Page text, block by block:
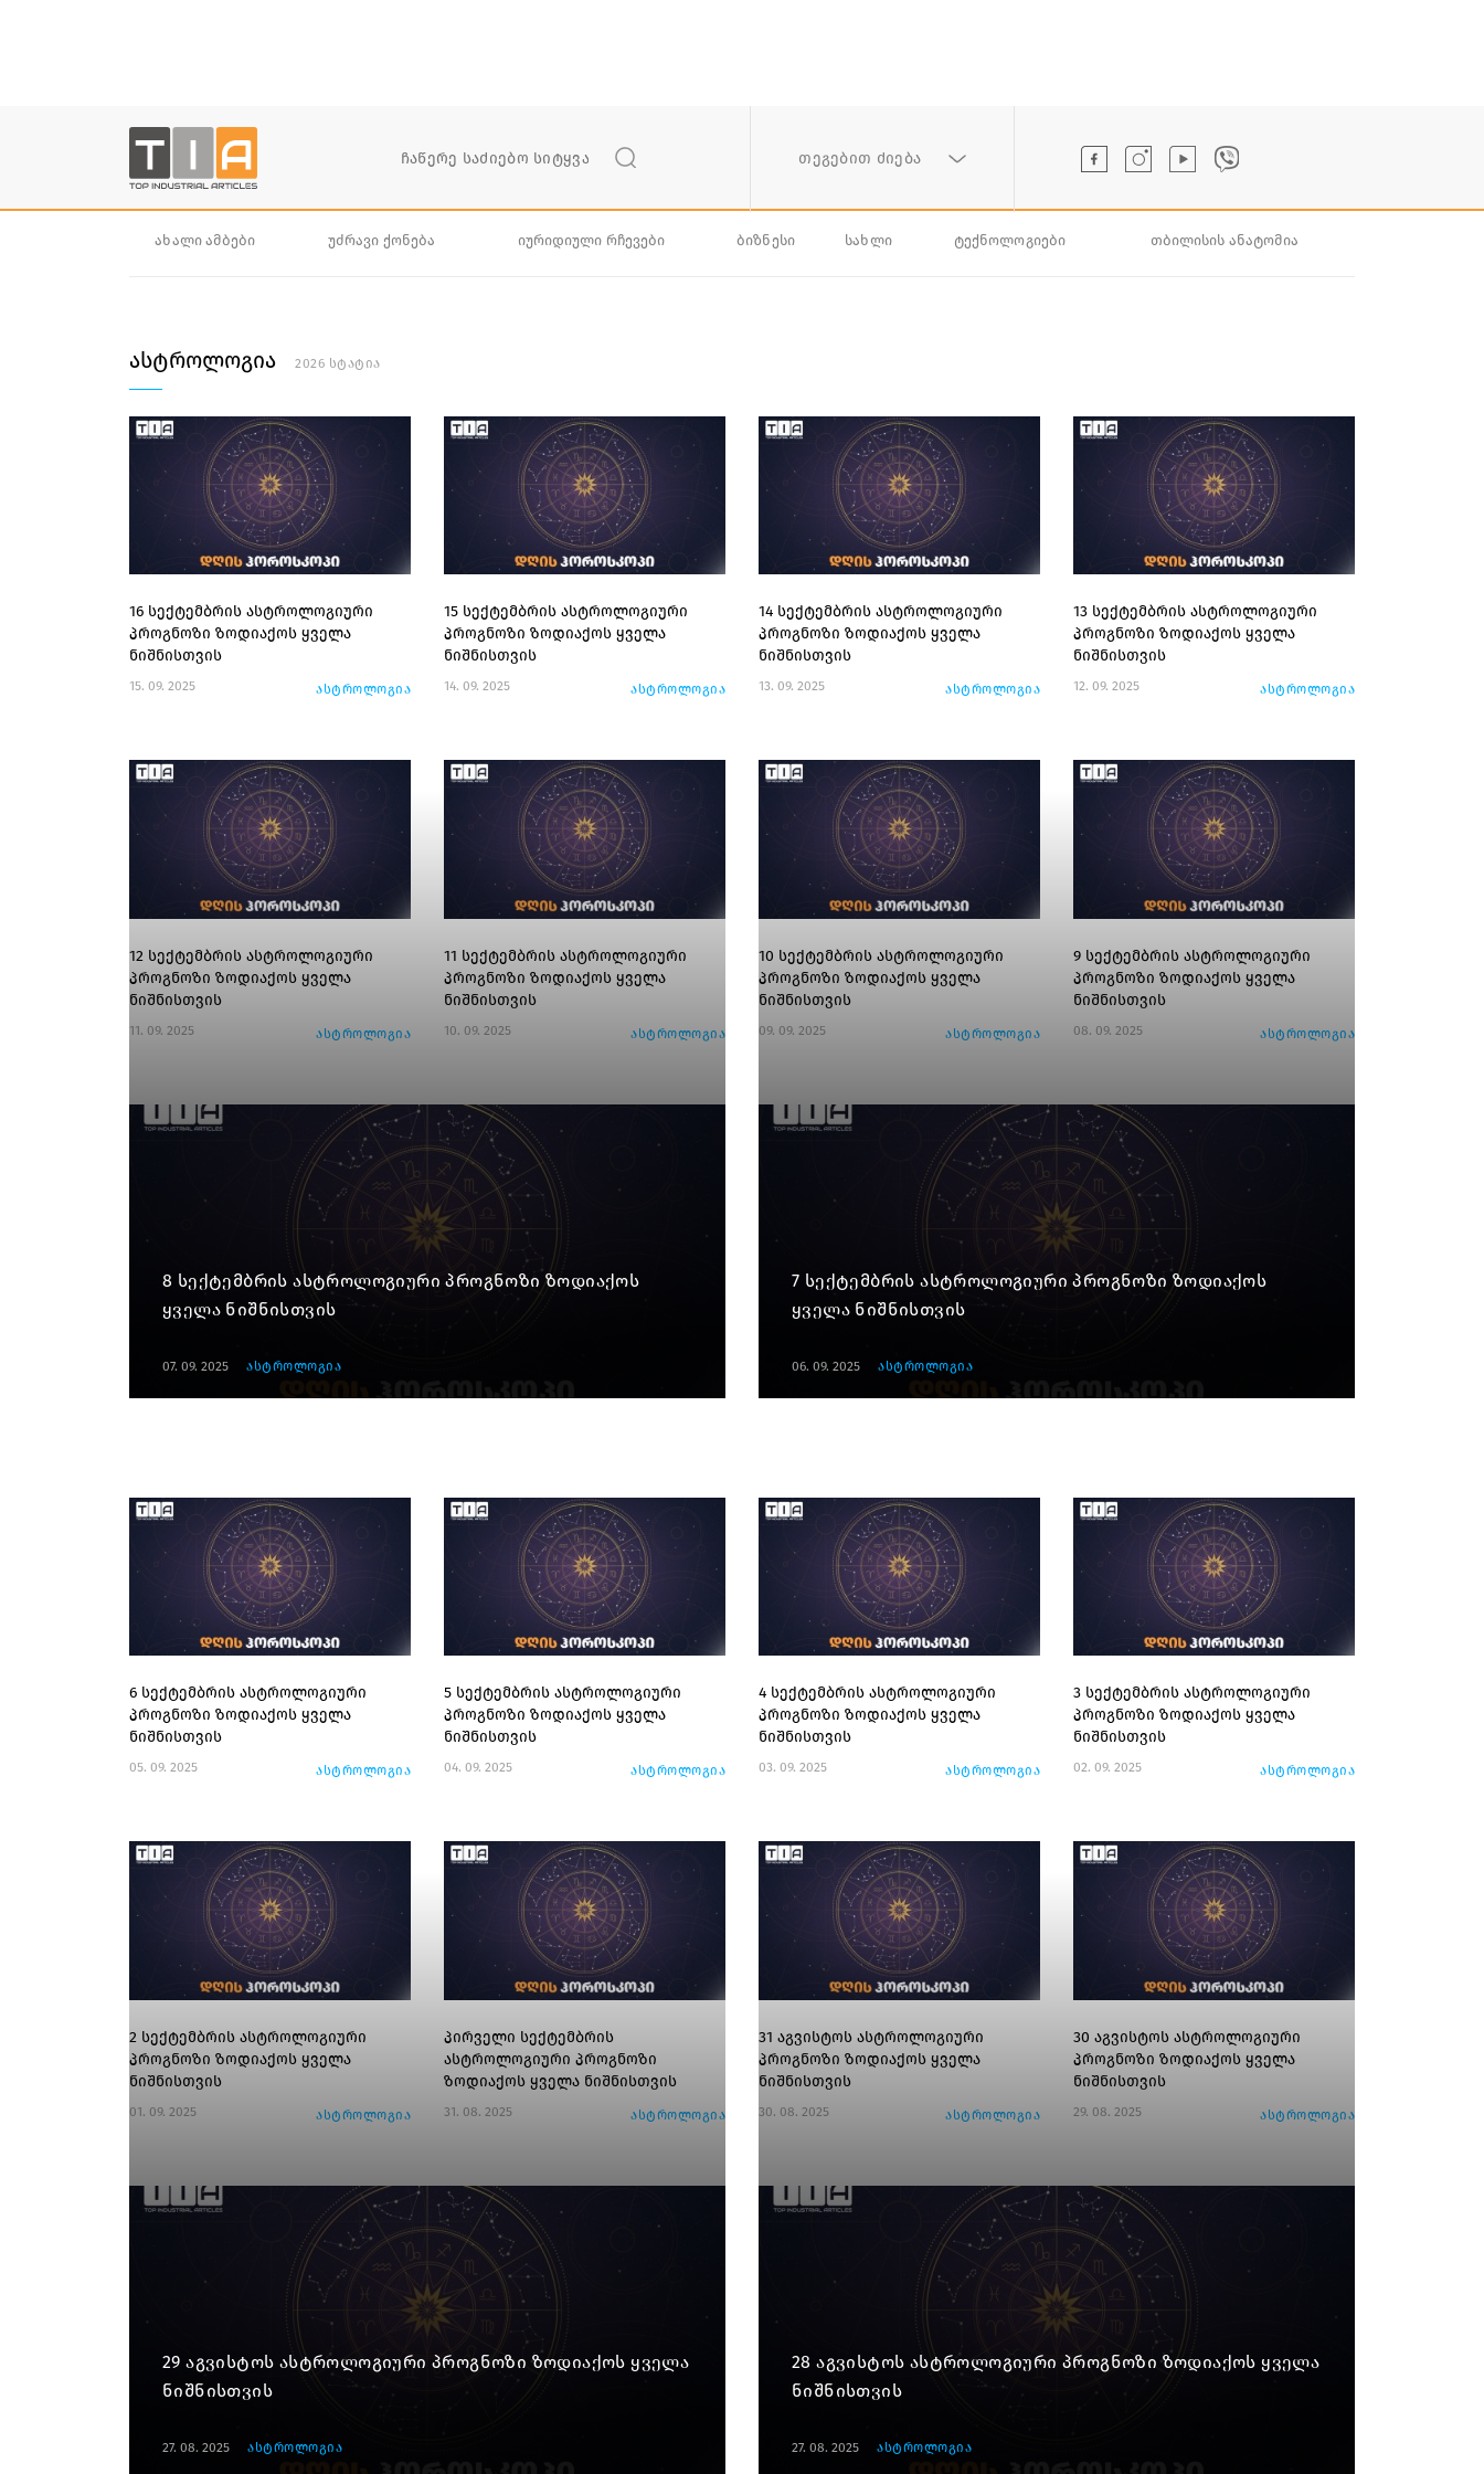
თეგებით ძიება
ახალი ამბები უძრავი ქონება იურიდიული რჩევები ბიზნესი სახლი ტექნოლოგიები თბილისის ანატომია
ასტროლოგია 2026 სტატია
16 სექტემბრის ასტროლოგიური
პროგნოზი ზოდიაქოს ყველა
ნიშნისთვის
15. 09. 2025 ასტროლოგია
15 სექტემბრის ასტროლოგიური
პროგნოზი ზოდიაქოს ყველა
ნიშნისთვის
14. 09. 2025 ასტროლოგია
14 სექტემბრის ასტროლოგიური
პროგნოზი ზოდიაქოს ყველა
ნიშნისთვის
13. 09. 2025 ასტროლოგია
13 სექტემბრის ასტროლოგიური
პროგნოზი ზოდიაქოს ყველა
ნიშნისთვის
12. 09. 2025 ასტროლოგია
12 სექტემბრის ასტროლოგიური
პროგნოზი ზოდიაქოს ყველა
ნიშნისთვის
11. 09. 2025 ასტროლოგია
11 სექტემბრის ასტროლოგიური
პროგნოზი ზოდიაქოს ყველა
ნიშნისთვის
10. 09. 2025 ასტროლოგია
10 სექტემბრის ასტროლოგიური
პროგნოზი ზოდიაქოს ყველა
ნიშნისთვის
09. 09. 2025 ასტროლოგია
9 სექტემბრის ასტროლოგიური
პროგნოზი ზოდიაქოს ყველა
ნიშნისთვის
08. 09. 2025 ასტროლოგია
8 სექტემბრის ასტროლოგიური პროგნოზი ზოდიაქოს
ყველა ნიშნისთვის
07. 09. 2025 ასტროლოგია
7 სექტემბრის ასტროლოგიური პროგნოზი ზოდიაქოს
ყველა ნიშნისთვის
06. 09. 2025 ასტროლოგია
6 სექტემბრის ასტროლოგიური
პროგნოზი ზოდიაქოს ყველა
ნიშნისთვის
05. 09. 2025 ასტროლოგია
5 სექტემბრის ასტროლოგიური
პროგნოზი ზოდიაქოს ყველა
ნიშნისთვის
04. 09. 2025 ასტროლოგია
4 სექტემბრის ასტროლოგიური
პროგნოზი ზოდიაქოს ყველა
ნიშნისთვის
03. 09. 2025 ასტროლოგია
3 სექტემბრის ასტროლოგიური
პროგნოზი ზოდიაქოს ყველა
ნიშნისთვის
02. 09. 2025 ასტროლოგია
2 სექტემბრის ასტროლოგიური
პროგნოზი ზოდიაქოს ყველა
ნიშნისთვის
01. 09. 2025 ასტროლოგია
პირველი სექტემბრის
ასტროლოგიური პროგნოზი
ზოდიაქოს ყველა ნიშნისთვის
31. 08. 2025 ასტროლოგია
31 აგვისტოს ასტროლოგიური
პროგნოზი ზოდიაქოს ყველა
ნიშნისთვის
30. 08. 2025 ასტროლოგია
30 აგვისტოს ასტროლოგიური
პროგნოზი ზოდიაქოს ყველა
ნიშნისთვის
29. 08. 2025 ასტროლოგია
29 აგვისტოს ასტროლოგიური პროგნოზი ზოდიაქოს ყველა
ნიშნისთვის
27. 08. 2025 ასტროლოგია
28 აგვისტოს ასტროლოგიური პროგნოზი ზოდიაქოს ყველა
ნიშნისთვის
27. 08. 2025 ასტროლოგია